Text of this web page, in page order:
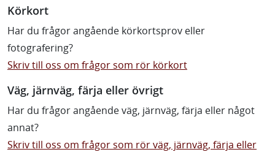
Körkort
Har du frågor angående körkortsprov eller
fotografering?
Skriv till oss om frågor som rör körkort
Väg, järnväg, färja eller övrigt
Har du frågor angående väg, järnväg, färja eller något
annat?
Skriv till oss om frågor som rör väg, järnväg, färja eller